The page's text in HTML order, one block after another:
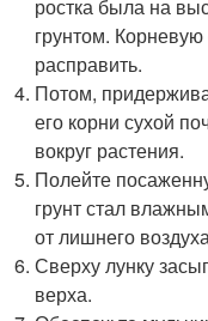
ростка была на
грунтом.
расправить.
Потом,
его корни сухой
вокруг растения.
Полейте
грунт стал
от лишнего
Сверху лунку
верха.